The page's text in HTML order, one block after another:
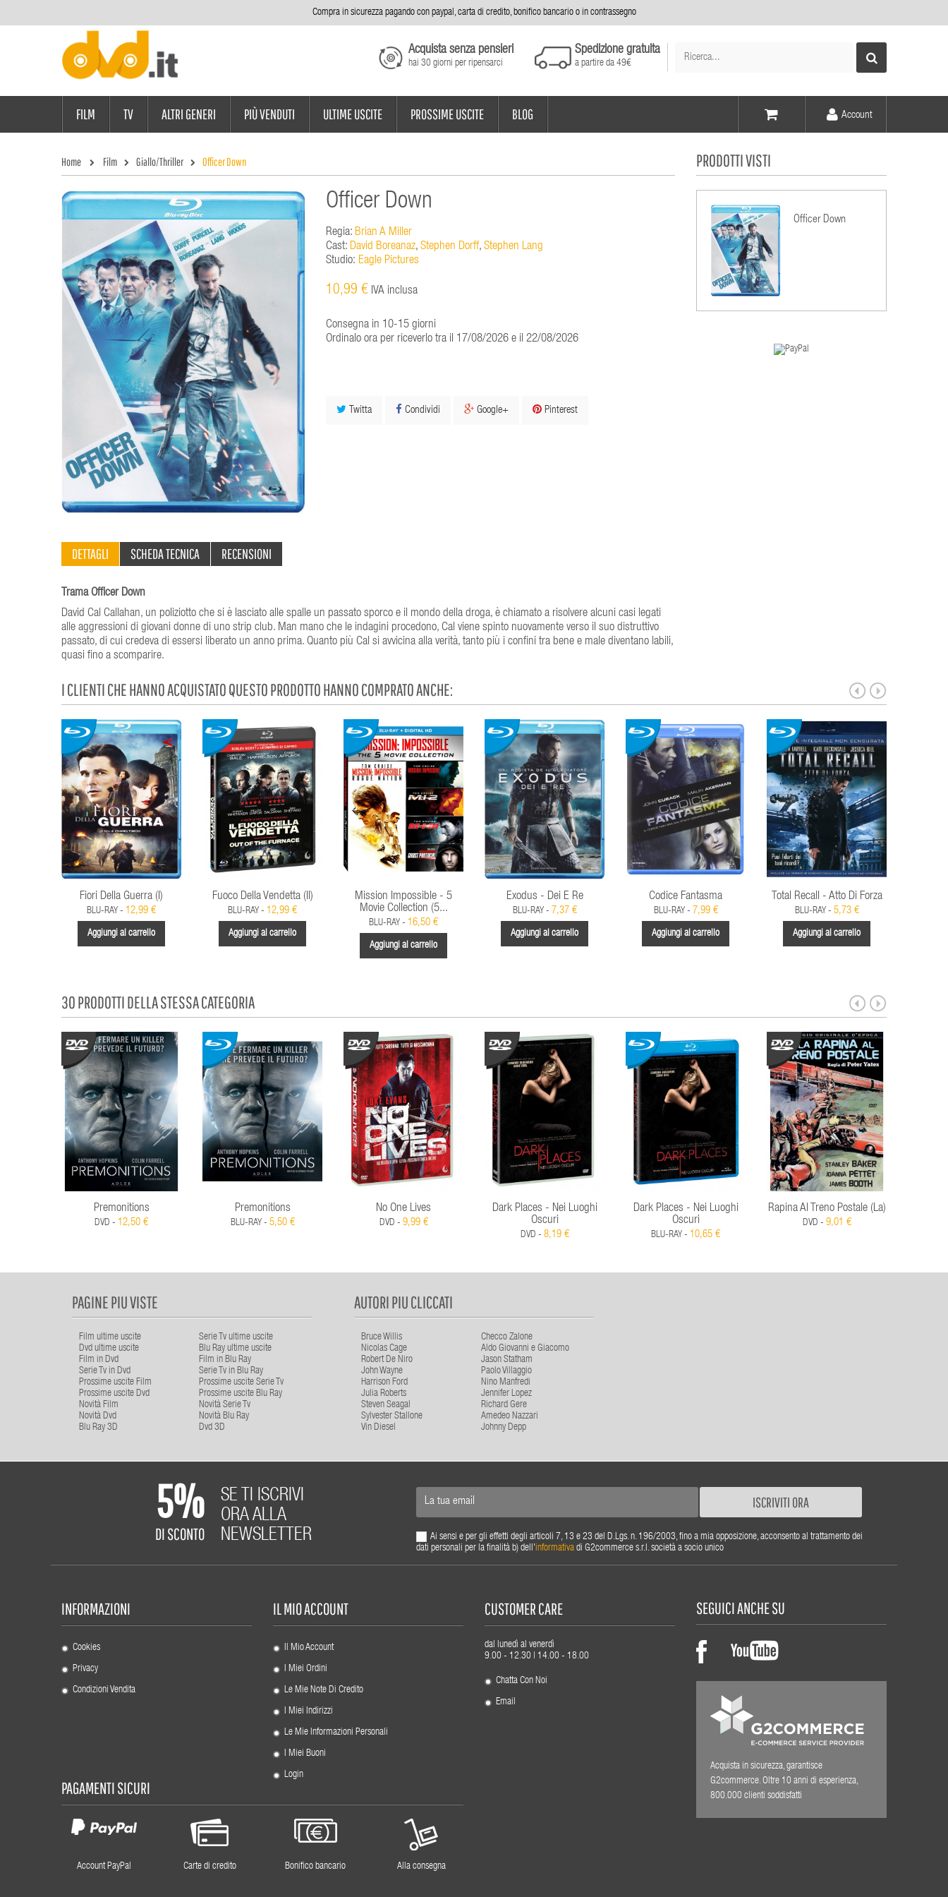
Compra in sicurezza pagando con paypal, carta di credito, bonifico bancario o in contrassegno
Elementi -
Acquista senza pensieri
hai 30 giorni per ripensarci
Spedizione gratuita
a partire da 49€
Account
FILM TV ALTRI GENERI PIÙ VENDUTI ULTIME USCITE PROSSIME USCITE BLOG
Home Film Giallo/Thriller Officer Down
Officer Down
Regia: Brian A Miller
Cast: David Boreanaz, Stephen Dorff, Stephen Lang
Studio: Eagle Pictures
10,99 € IVA inclusa
Consegna in 10-15 giorni
Ordinalo ora per riceverlo tra il 17/08/2026 e il 22/08/2026
Twitta Condividi Google+ Pinterest
DETTAGLI SCHEDA TECNICA RECENSIONI
Trama Officer Down
David Cal Callahan, un poliziotto che si è lasciato alle spalle un passato sporco e il mondo della droga, è chiamato a risolvere alcuni casi legati
alle aggressioni di giovani donne di uno strip club. Man mano che le indagini procedono, Cal viene spinto nuovamente verso il suo distruttivo
passato, di cui credeva di essersi liberato un anno prima. Quanto più Cal si avvicina alla verità, tanto più i confini tra bene e male diventano labili,
quasi fino a scomparire.
PRODOTTI VISTI
Officer Down
I CLIENTI CHE HANNO ACQUISTATO QUESTO PRODOTTO HANNO COMPRATO ANCHE:
Fiori Della Guerra (I)
BLU-RAY - 12,99 €
Aggiungi al carrello
Fuoco Della Vendetta (Il)
BLU-RAY - 12,99 €
Aggiungi al carrello
Mission Impossible - 5
Movie Collection (5...
BLU-RAY - 16,50 €
Aggiungi al carrello
Exodus - Dei E Re
BLU-RAY - 7,37 €
Aggiungi al carrello
Codice Fantasma
BLU-RAY - 7,99 €
Aggiungi al carrello
Total Recall - Atto Di Forza
BLU-RAY - 5,73 €
Aggiungi al carrello
30 PRODOTTI DELLA STESSA CATEGORIA
Premonitions
DVD - 12,50 €
Premonitions
BLU-RAY - 5,50 €
No One Lives
DVD - 9,99 €
Dark Places - Nei Luoghi
Oscuri
DVD - 8,19 €
Dark Places - Nei Luoghi
Oscuri
BLU-RAY - 10,65 €
Rapina Al Treno Postale (La)
DVD - 9,01 €
PAGINE PIU VISTE
Film ultime uscite
Serie Tv ultime uscite
Dvd ultime uscite
Blu Ray ultime uscite
Film in Dvd
Film in Blu Ray
Serie Tv in Dvd
Serie Tv in Blu Ray
Prossime uscite Film
Prossime uscite Serie Tv
Prossime uscite Dvd
Prossime uscite Blu Ray
Novità Film
Novità Serie Tv
Novità Dvd
Novità Blu Ray
Blu Ray 3D
Dvd 3D
AUTORI PIU CLICCATI
Bruce Willis
Checco Zalone
Nicolas Cage
Aldo Giovanni e Giacomo
Robert De Niro
Jason Statham
John Wayne
Paolo Villaggio
Harrison Ford
Nino Manfredi
Julia Roberts
Jennifer Lopez
Steven Seagal
Richard Gere
Sylvester Stallone
Amedeo Nazzari
Vin Diesel
Johnny Depp
5%
DI SCONTO
SE TI ISCRIVI
ORA ALLA
NEWSLETTER
ISCRIVITI ORA
Ai sensi e per gli effetti degli articoli 7, 13 e 23 del D.Lgs. n. 196/2003, fino a mia opposizione, acconsento al trattamento dei
dati personali per la finalità b) dell'informativadi G2commerce s.r.l. società a socio unico
INFORMAZIONI
Cookies
Privacy
Condizioni Vendita
IL MIO ACCOUNT
Il Mio Account
I Miei Ordini
Le Mie Note Di Credito
I Miei Indirizzi
Le Mie Informazioni Personali
I Miei Buoni
Login
CUSTOMER CARE
dal lunedì al venerdì
9.00 - 12.30 | 14.00 - 18.00
Chatta Con Noi
Email
SEGUICI ANCHE SU
Acquista in sicurezza, garantisce
G2commerce. Oltre 10 anni di esperienza,
800.000 clienti soddisfatti
PAGAMENTI SICURI
Account PayPal Carte di credito Bonifico bancario Alla consegna